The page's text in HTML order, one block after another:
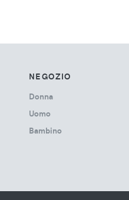
NEGOZIO
Donna
Uomo
Bambino